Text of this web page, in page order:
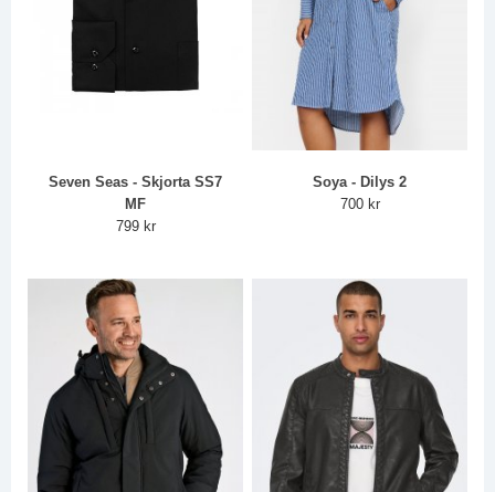
Seven Seas - Skjorta SS7
MF
799 kr
Soya - Dilys 2
700 kr